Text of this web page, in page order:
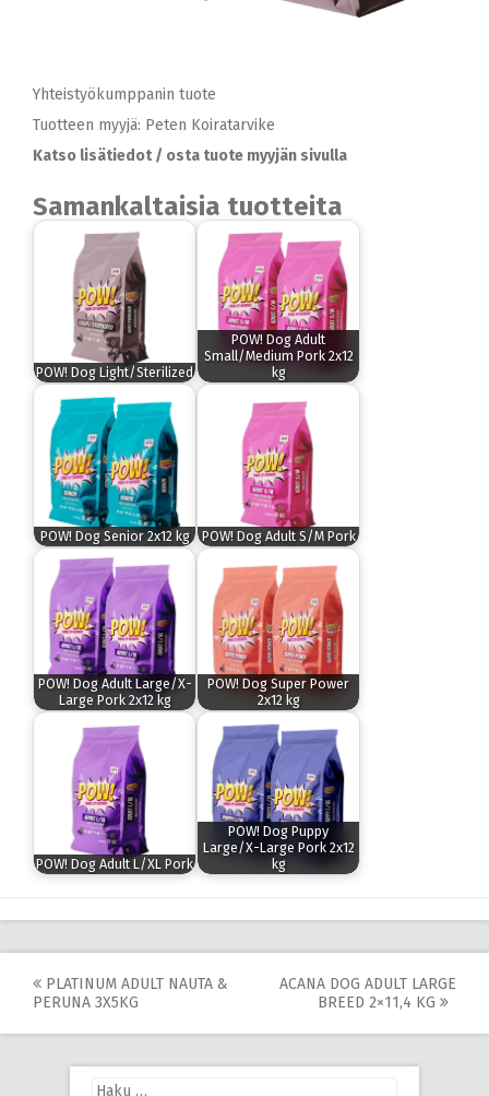
Yhteistyökumppanin tuote
Tuotteen myyjä: Peten Koiratarvike
Katso lisätiedot / osta tuote myyjän sivulla
Samankaltaisia tuotteita
POW! Dog Light/Sterilized
POW! Dog Adult
Small/Medium Pork 2x12
kg
POW! Dog Senior 2x12 kg POW! Dog Adult S/M Pork
POW! Dog Adult Large/X-
Large Pork 2x12 kg
POW! Dog Super Power
2x12 kg
POW! Dog Adult L/XL Pork
POW! Dog Puppy
Large/X-Large Pork 2x12
kg
Post
PLATINUM ADULT NAUTA &
PERUNA 3X5KG
ACANA DOG ADULT LARGE
BREED 2×11,4 KG
Haku: